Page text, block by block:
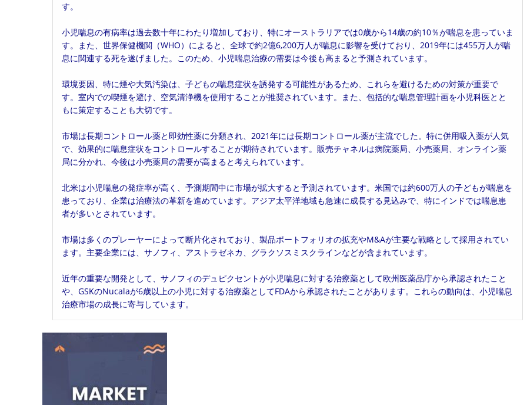
す。
小児喘息の有病率は過去数十年にわたり増加しており、特にオーストラリアでは0歳から14歳の約10％が喘息を患っていま
す。また、世界保健機関（WHO）によると、全球で約2億6,200万人が喘息に影響を受けており、2019年には455万人が喘
息に関連する死を遂げました。このため、小児喘息治療の需要は今後も高まると予測されています。
環境要因、特に煙や大気汚染は、子どもの喘息症状を誘発する可能性があるため、これらを避けるための対策が重要で
す。室内での喫煙を避け、空気清浄機を使用することが推奨されています。また、包括的な喘息管理計画を小児科医とと
もに策定することも大切です。
市場は長期コントロール薬と即効性薬に分類され、2021年には長期コントロール薬が主流でした。特に併用吸入薬が人気
で、効果的に喘息症状をコントロールすることが期待されています。販売チャネルは病院薬局、小売薬局、オンライン薬
局に分かれ、今後は小売薬局の需要が高まると考えられています。
北米は小児喘息の発症率が高く、予測期間中に市場が拡大すると予測されています。米国では約600万人の子どもが喘息を
患っており、企業は治療法の革新を進めています。アジア太平洋地域も急速に成長する見込みで、特にインドでは喘息患
者が多いとされています。
市場は多くのプレーヤーによって断片化されており、製品ポートフォリオの拡充やM&Aが主要な戦略として採用されてい
ます。主要企業には、サノフィ、アストラゼネカ、グラクソスミスクラインなどが含まれています。
近年の重要な開発として、サノフィのデュピクセントが小児喘息に対する治療薬として欧州医薬品庁から承認されたこと
や、GSKのNucalaが6歳以上の小児に対する治療薬としてFDAから承認されたことがあります。これらの動向は、小児喘息
治療市場の成長に寄与しています。